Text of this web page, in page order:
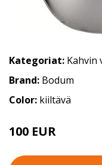
Kategoriat: Kahvin
Brand: Bodum
Color: kiiltävä
100 EUR